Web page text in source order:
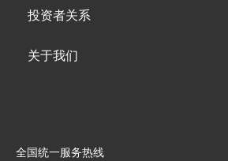
投资者关系
关于我们
全国统一服务热线